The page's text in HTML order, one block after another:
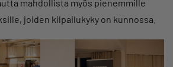
mahdollista myös pienemmille
joiden kilpailukyky on kunnossa.